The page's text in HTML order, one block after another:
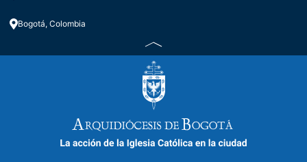
Podcast #7 Problematizar la
realidad
Bogotá, Colombia